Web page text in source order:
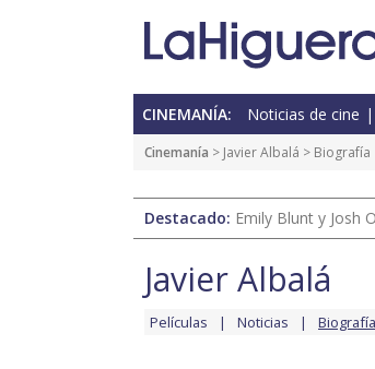
CINEMANÍA: Noticias de cine
Cinemanía > Javier Albalá > Biografía
Destacado: Emily Blunt y Josh
Javier Albalá
Películas Noticias Biografía